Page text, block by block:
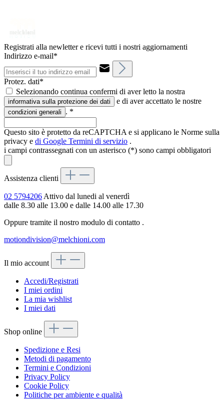
Registrati alla newletter e ricevi tutti i nostri aggiornamenti
Indirizzo e-mail*
Protez. dati*
Selezionando continua confermi di aver letto la nostra
informativa sulla protezione dei dati e di aver accettato le nostre
condizioni generali . *
Questo sito è protetto da reCAPTCHA e si applicano le Norme sulla
privacy e di Google Termini di servizio .
i campi contrassegnati con un asterisco (*) sono campi obbligatori
Assistenza clienti
02 5794206Attivo dal lunedi al venerdì
dalle 8.30 alle 13.00 e dalle 14.00 alle 17.30
Oppure tramite il nostro modulo di contatto .
motiondivision@melchioni.com
Il mio account
Accedi/Registrati
I miei ordini
La mia wishlist
I miei dati
Shop online
Spedizione e Resi
Metodi di pagamento
Termini e Condizioni
Privacy Policy
Cookie Policy
Politiche per ambiente e qualità